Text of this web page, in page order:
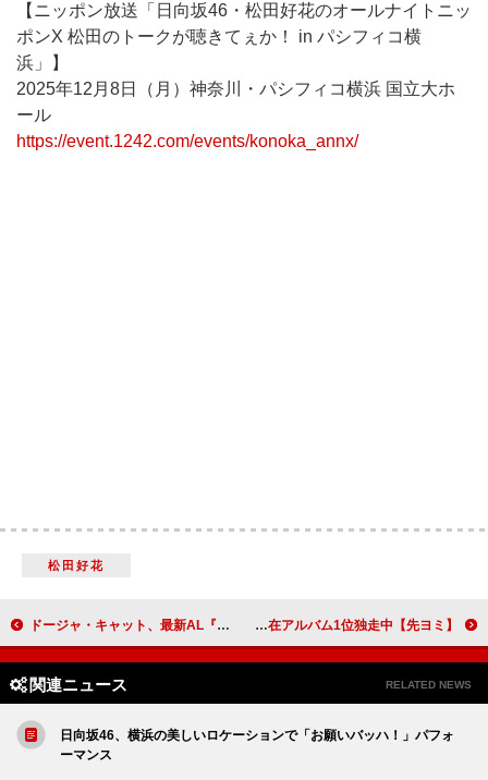
【ニッポン放送「日向坂46・松田好花のオールナイトニッ
ポンX 松田のトークが聴きてぇか！ in パシフィコ横
浜」】
2025年12月8日（月）神奈川・パシフィコ横浜 国立大ホ
ール
https://event.1242.com/events/konoka_annx/
松田好花
ドージャ・キャット、最新AL『ヴィー』国内盤CD発売決定 オリジナル封入特典付 【先ヨミ】TOMORROW X TOGETHER『Starkissed』約29万枚で現在アルバム1位独走中
関連ニュース RELATED NEWS
日向坂46、横浜の美しいロケーションで「お願いバッハ！」パフォ
ーマンス